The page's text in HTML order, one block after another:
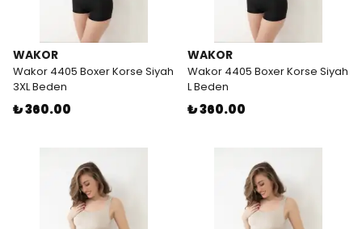
WAKOR
Wakor 4405 Boxer Korse Siyah
3XL Beden
₺ 360.00
WAKOR
Wakor 4405 Boxer Korse Siyah
L Beden
₺ 360.00